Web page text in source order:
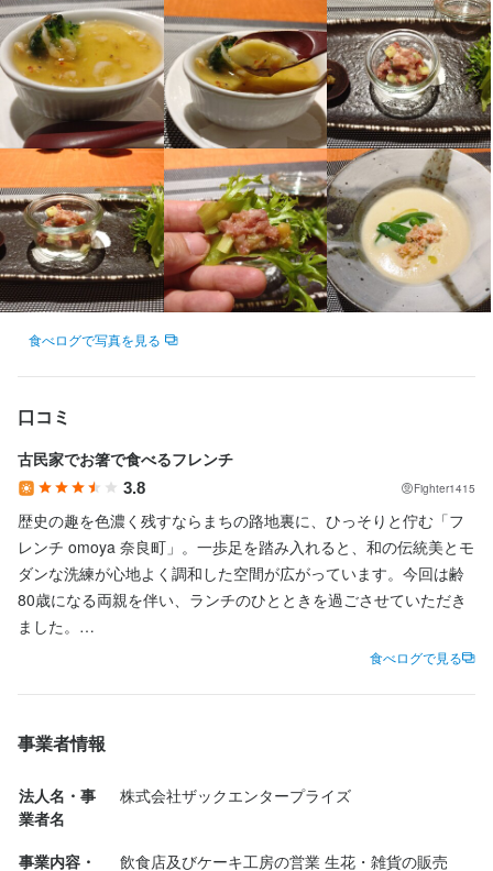
食べログで写真を見る
口コミ
古民家でお箸で食べるフレンチ
3.8 Fighter1415
歴史の趣を色濃く残すならまちの路地裏に、ひっそりと佇む「フ
レンチ omoya 奈良町」。一歩足を踏み入れると、和の伝統美とモ
ダンな洗練が心地よく調和した空間が広がっています。今回は齢
80歳になる両親を伴い、ランチのひとときを過ごさせていただき
ました。
歴史を感じさせる風情ある階段を上がって2階の席へ案内される
かさやま）の緑が広がり、まるで一枚の絵画のように切り取られ
た景色が私たちの心をそっと和ませてくれます。
まずは喉を潤すために選んだノンアルコールビールで静かに乾
杯。続いて運ばれてきた美しい前菜の盛り合わせは、繊細な小鉢
期待感を高めてくれます。さらに、色鮮やかなソースがちりばめ
食べログで見る
事業者情報
法人名・事
業者名
株式会社ザックエンタープライズ
事業内容・ 飲食店及びケーキ工房の営業 生花・雑貨の販売
また、メニュー開発や業務改善のアイデア提案も歓迎しており、
スタッフ一人ひとりの意見を大切にしています。お店づくりに積
極的に関われる環境です。
【具体的な業務内容】
・食材の仕込みから盛り付けまでの調理業務全般
・食材の発注や在庫管理などのキッチン管理
・まかないの調理
・アルバイトや後輩スタッフの指導、育成
・洗い場や清掃を含む衛生管理業務
・料理長のサポート業務
・新メニューの企画、提案 など
るため、経験が浅い方も安心して働けます。将来的にはポジショ
応募資格
必須スキル・経験
フレンチもしくはイタリアンのレストランで3～4年程度の経験が
ある方
求める人物像
・コミュニケーションを大切にできる方
・主体性を持って業務に取り組める方
仕事内容
レストランでのホール業務全般をお任せします。
【具体的なお仕事内容】
・お客様のご案内
・お料理やドリンクのご提供
・お会計対応 など
店内は落ち着いた雰囲気で、慌ただしさの少ない環境です。
にぎやかすぎるお店より、丁寧な接客に集中したい方にもぴった
りです。
働きながら、ワンランク上の接客マナーやコミュニケーション力
まずは人気メニューや基本的な接客の流れから、一つずつ覚えて
レジ業務も、お仕事に慣れてから順番にお教えするので心配はい
りません。
あなたのペースに合わせて、できることから少しずつスタートし
ていきましょう。
応募資格
未経験者歓迎/経験者優遇/フリーター歓迎/Wワーク歓迎/二部学生
選考の流れ